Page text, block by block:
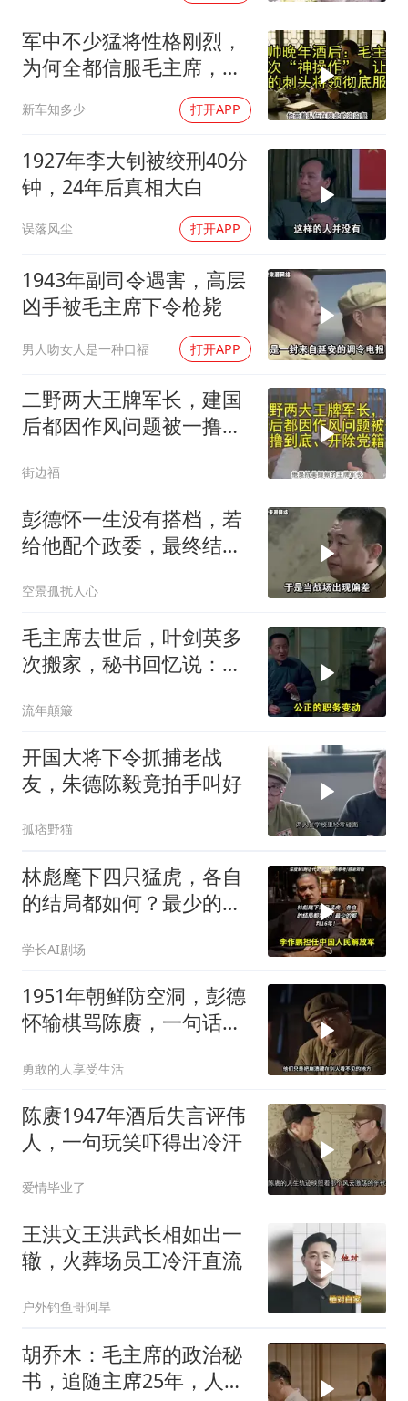
军中不少猛将性格刚烈，
为何全都信服毛主席，这
新车知多少 打开APP
1927年李大钊被绞刑40分
钟，24年后真相大白
误落风尘 打开APP
1943年副司令遇害，高层
凶手被毛主席下令枪毙
男人吻女人是一种口福 打开APP
二野两大王牌军长，建国
后都因作风问题被一撸到
街边福
彭德怀一生没有搭档，若
给他配个政委，最终结局
空景孤扰人心
毛主席去世后，叶剑英多
次搬家，秘书回忆说：有
流年顛簸
开国大将下令抓捕老战
友，朱德陈毅竟拍手叫好
孤痞野猫
林彪麾下四只猛虎，各自
的结局都如何？最少的都
学长AI剧场
1951年朝鲜防空洞，彭德
怀输棋骂陈赓，一句话逗
勇敢的人享受生活
陈赓1947年酒后失言评伟
人，一句玩笑吓得出冷汗
爱情毕业了
王洪文王洪武长相如出一
辙，火葬场员工冷汗直流
户外钓鱼哥阿旱
胡乔木：毛主席的政治秘
书，追随主席25年，人称